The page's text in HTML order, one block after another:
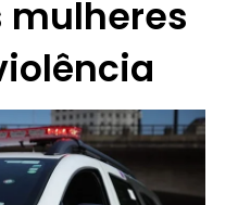
mulheres